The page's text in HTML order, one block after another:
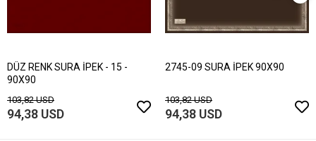
DÜZ RENK SURA İPEK - 15 -
90X90
103,82 USD
94,38 USD
2745-09 SURA İPEK 90X90
103,82 USD
94,38 USD